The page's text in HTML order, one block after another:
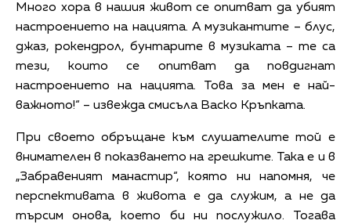
Много хора в нашия живот се опитват да убият
настроението на нацията. А музикантите – блус,
джаз, рокендрол, бунтарите в музиката – те са
тези, които се опитват да повдигнат
настроението на нацията. Това за мен е най-
важното!“ – извежда смисъла Васко Кръпката.
При своето обръщане към слушателите той е
внимателен в показването на грешките. Така е и в
„Забравеният манастир“, която ни напомня, че
перспективата в живота е да служим, а не да
търсим онова, което би ни послужило. Тогава